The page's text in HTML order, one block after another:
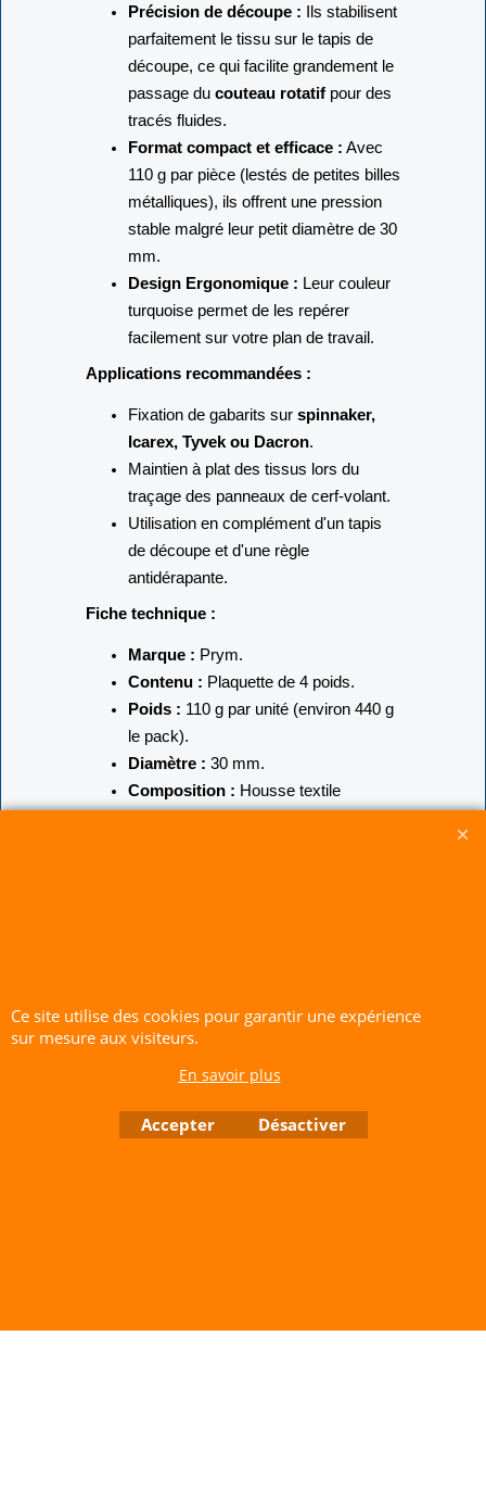
Précision de découpe : Ils stabilisent
parfaitement le tissu sur le tapis de
découpe, ce qui facilite grandement le
passage du couteau rotatifpour des
tracés fluides.
Format compact et efficace : Avec
110 g par pièce (lestés de petites billes
métalliques), ils offrent une pression
stable malgré leur petit diamètre de 30
mm.
Design Ergonomique : Leur couleur
turquoise permet de les repérer
facilement sur votre plan de travail.
Applications recommandées :
Fixation de gabarits sur spinnaker,
Icarex, Tyvek ou Dacron.
Maintien à plat des tissus lors du
traçage des panneaux de cerf-volant.
Utilisation en complément d'un tapis
de découpe et d'une règle
antidérapante.
Fiche technique :
Marque : Prym.
Contenu : Plaquette de 4 poids.
Poids : 110 g par unité (environ 440 g
le pack).
Diamètre : 30 mm.
Composition : Housse textile
quadkites.org pour parfaire vos montages.
CERF-VOLANT SERVICE 53 rue de Thubeauville 62650 Parenty. France
Site de Vente Par Correspondance.
Tél: 06 80 60 73 47 Mail: cerfvolantservice@gmail.com
Ce site utilise des cookies pour garantir une expérience
sur mesure aux visiteurs.
En savoir plus
Accepter Désactiver